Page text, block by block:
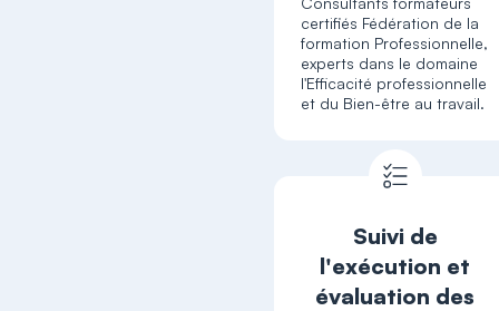
certifiés Fédération de la
formation Professionnelle,
experts dans le domaine
l'Efficacité professionnelle
et du Bien-être au travail.
Suivi de
l'exécution et
évaluation des